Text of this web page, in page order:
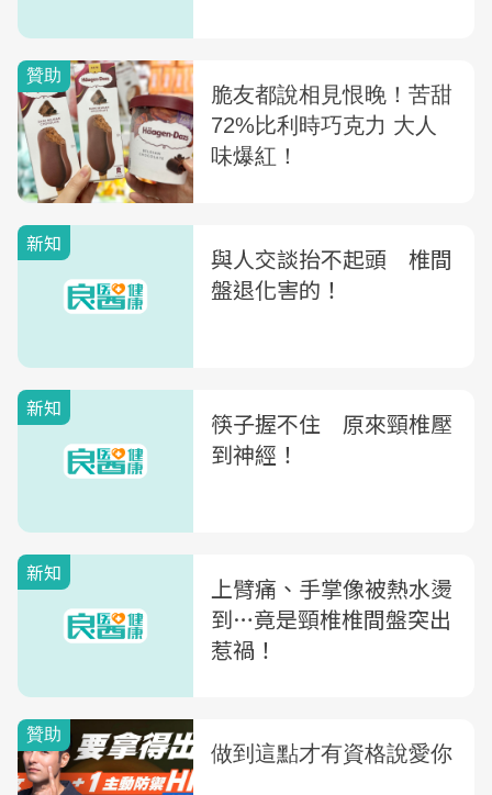
新知
與人交談抬不起頭 椎間
盤退化害的！
新知
筷子握不住 原來頸椎壓
到神經！
新知
上臂痛、手掌像被熱水燙
到…竟是頸椎椎間盤突出
惹禍！